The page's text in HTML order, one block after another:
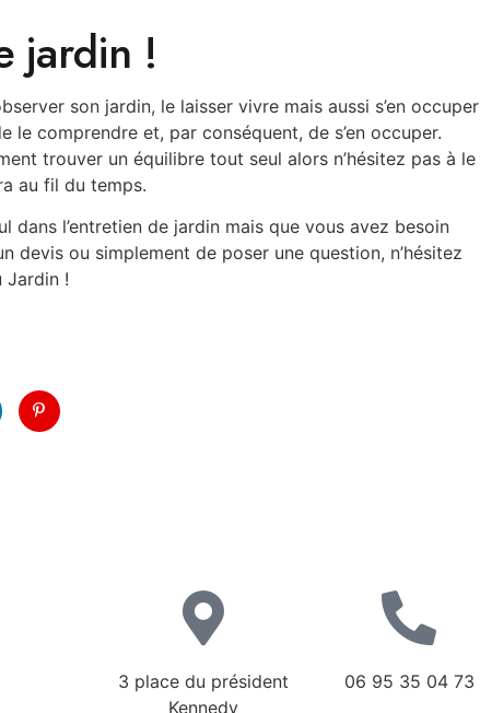
jardin !
son jardin, le laisser vivre mais aussi s’en occuper
le comprendre et, par conséquent, de s’en occuper.
trouver un équilibre tout seul alors n’hésitez pas à le
au fil du temps.
dans l’entretien de jardin mais que vous avez besoin
devis ou simplement de poser une question, n’hésitez
Jardin !
3 place du président
Kennedy
06 95 35 04 73